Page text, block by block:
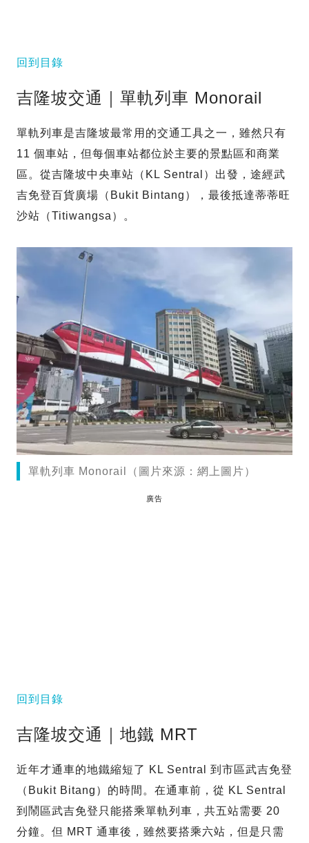
回到目錄
吉隆坡交通｜單軌列車 Monorail
單軌列車是吉隆坡最常用的交通工具之一，雖然只有
11 個車站，但每個車站都位於主要的景點區和商業
區。從吉隆坡中央車站（KL Sentral）出發，途經武
吉免登百貨廣場（Bukit Bintang），最後抵達蒂蒂旺
沙站（Titiwangsa）。
單軌列車 Monorail（圖片來源：網上圖片）
廣告
回到目錄
吉隆坡交通｜地鐵 MRT
近年才通車的地鐵縮短了 KL Sentral 到市區武吉免登
（Bukit Bitang）的時間。在通車前，從 KL Sentral
到鬧區武吉免登只能搭乘單軌列車，共五站需要 20
分鐘。但 MRT 通車後，雖然要搭乘六站，但是只需